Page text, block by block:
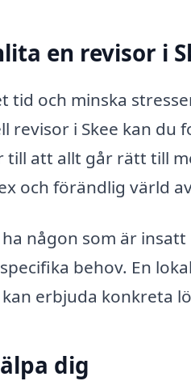
en revisor i
tid och minska
revisor i Skee kan du
att allt går rätt till
och förändlig värld
någon som är
behov. En
erbjuda konkreta
dig